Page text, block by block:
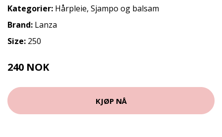
Kategorier: Hårpleie, Sjampo og balsam
Brand: Lanza
Size: 250
240 NOK
KJØP NÅ